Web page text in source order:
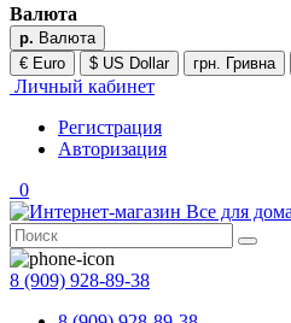
Валюта
р. Валюта
€ Euro
$ US Dollar грн. Гривна
Личный кабинет
Регистрация
Авторизация
0
8 (909) 928-89-38